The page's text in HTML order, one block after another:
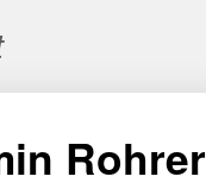
Rohrer